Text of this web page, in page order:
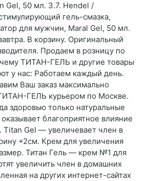
Gel, 50 мл. 3.7. Hendel /
гель-смазка,
для мужчин, Maral Gel, 50 мл.
В корзину. Оригинальный
Продаем в розницу по
ТИТАН-ГЕЛЬ и другие товары
у нас: Работаем каждый день.
Ваш заказ максимально
ГЕЛЬ курьером по Москве.
здоровью только натуральные
благоприятное влияние
Titan Gel — увеличевает член в
+2см. Крем для увеличения
Титан Гель — крем №1 для
увеличить член в домашних
на других интернет-сайтах